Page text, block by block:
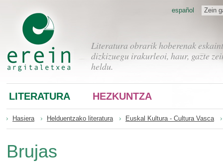
Literatura obrarik hoberenak
dizkizuegu irakurleoi, haur, gazte
heldu.
Zein
español
LITERATURA HEZKUNTZA
Hasiera Helduentzako literatura Euskal Kultura - Cultura Vasca
Brujas